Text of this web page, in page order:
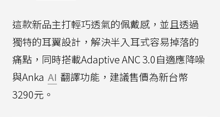
這款新品主打輕巧透氣的佩戴感，並且透過
獨特的耳翼設計，解決半入耳式容易掉落的
痛點，同時搭載Adaptive ANC 3.0自適應降噪
與Anka AI 翻譯功能，建議售價為新台幣
3290元。